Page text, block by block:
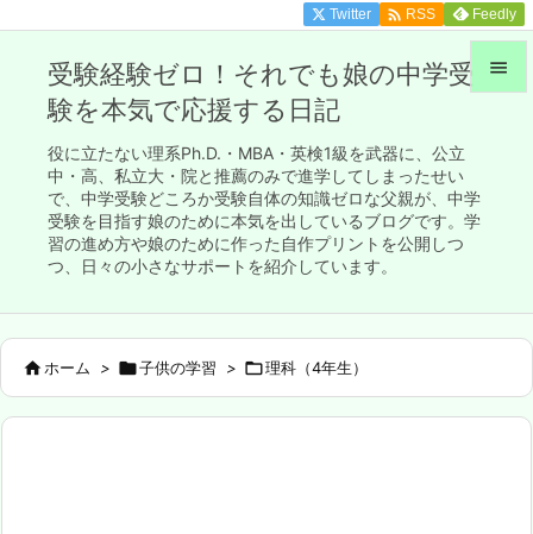
受験経験ゼロ！それでも娘の中学受
験を本気で応援する日記
役に立たない理系Ph.D.・MBA・英検1級を武器に、公立
中・高、私立大・院と推薦のみで進学してしまったせい
で、中学受験どころか受験自体の知識ゼロな父親が、中学
受験を目指す娘のために本気を出しているブログです。学
習の進め方や娘のために作った自作プリントを公開しつ
つ、日々の小さなサポートを紹介しています。

Twitter  RSS Feedly
ホーム > 子供の学習 > 理科（4年生）